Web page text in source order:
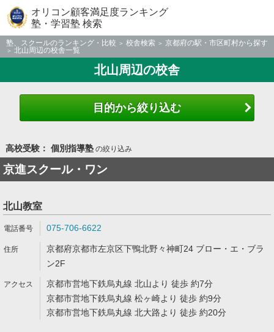
オリコン顧客満足度ランキング
塾・学習塾 検索
塾、スクールのランキング・比較 校舎検索
京都府の駅・市区町村から探す
北山周辺の校舎一覧
北山周辺の校舎
目的から絞り込む
高校受験： 個別指導塾の絞り込み
京進スクール・ワン
北山教室
075-706-6622
京都府京都市左京区下鴨北野々神町24 ブロー・エ・ブラ
ン2F
京都市営地下鉄烏丸線 北山より 徒歩 約7分
京都市営地下鉄烏丸線 松ヶ崎より 徒歩 約9分
京都市営地下鉄烏丸線 北大路より 徒歩 約20分